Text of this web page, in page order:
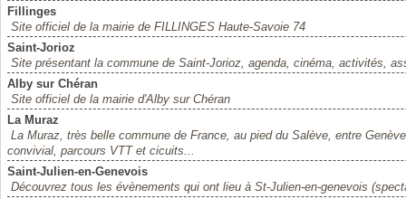
Fillinges
Site officiel de la mairie de FILLINGES Haute-Savoie 74
Saint-Jorioz
Site présentant la commune de Saint-Jorioz, agenda, cinéma, activités,
Alby sur Chéran
Site officiel de la mairie d'Alby sur Chéran
La Muraz
La Muraz, très belle commune de France, au pied du Salève, entre
convivial, parcours VTT et cicuits...
Saint-Julien-en-Genevois
Découvrez tous les évènements qui ont lieu à St-Julien-en-genevois